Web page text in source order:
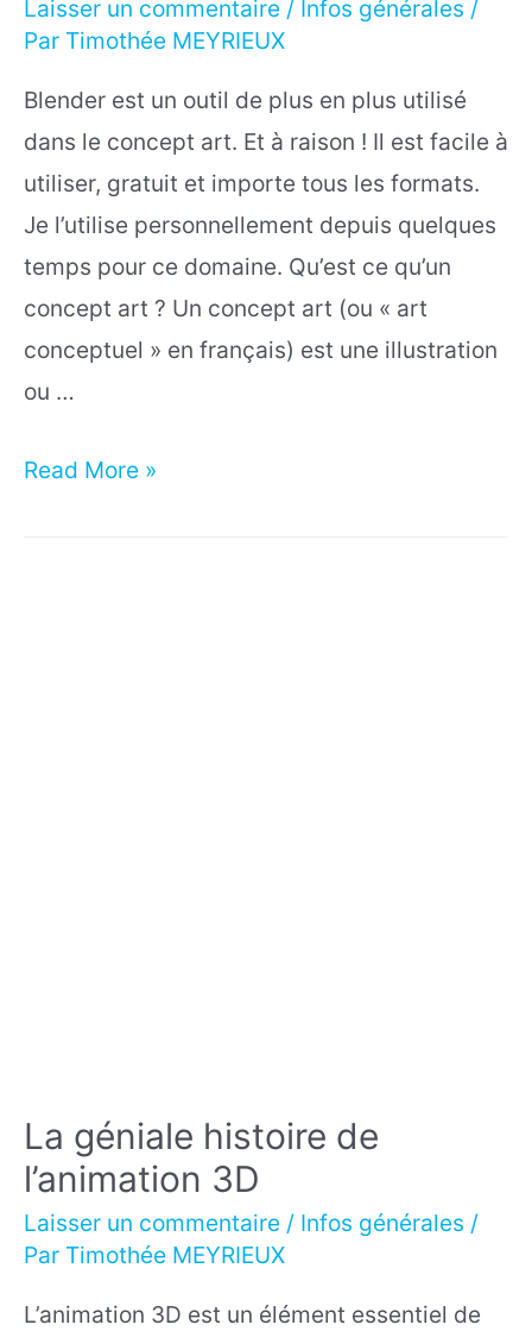
Laisser un commentaire / Infos générales /
Par Timothée MEYRIEUX
Blender est un outil de plus en plus utilisé
dans le concept art. Et à raison ! Il est facile à
utiliser, gratuit et importe tous les formats.
Je l’utilise personnellement depuis quelques
temps pour ce domaine. Qu’est ce qu’un
concept art ? Un concept art (ou « art
conceptuel » en français) est une illustration
ou …
Blender
Read More »
La géniale histoire de
l’animation 3D
Laisser un commentaire / Infos générales /
Par Timothée MEYRIEUX
L’animation 3D est un élément essentiel de